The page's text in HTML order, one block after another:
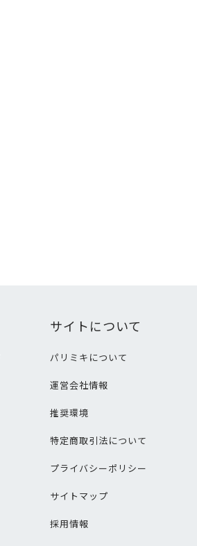
サイトについて
パリミキについて
運営会社情報
推奨環境
特定商取引法について
プライバシーポリシー
サイトマップ
採用情報